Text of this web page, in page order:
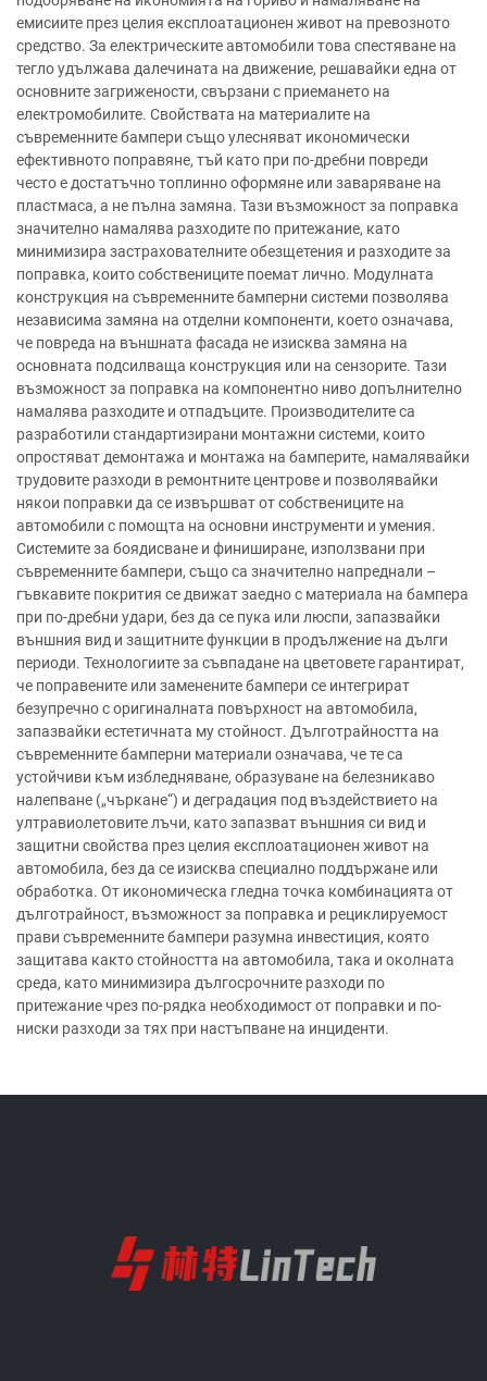
емисиите през целия експлоатационен живот на превозното
средство. За електрическите автомобили това спестяване на
тегло удължава далечината на движение, решавайки една от
основните загрижености, свързани с приемането на
електромобилите. Свойствата на материалите на
съвременните бампери също улесняват икономически
ефективното поправяне, тъй като при по-дребни повреди
често е достатъчно топлинно оформяне или заваряване на
пластмаса, а не пълна замяна. Тази възможност за поправка
значително намалява разходите по притежание, като
минимизира застрахователните обезщетения и разходите за
поправка, които собствениците поемат лично. Модулната
конструкция на съвременните бамперни системи позволява
независима замяна на отделни компоненти, което означава,
че повреда на външната фасада не изисква замяна на
основната подсилваща конструкция или на сензорите. Тази
възможност за поправка на компонентно ниво допълнително
намалява разходите и отпадъците. Производителите са
разработили стандартизирани монтажни системи, които
опростяват демонтажа и монтажа на бамперите, намалявайки
трудовите разходи в ремонтните центрове и позволявайки
някои поправки да се извършват от собствениците на
автомобили с помощта на основни инструменти и умения.
Системите за боядисване и финиширане, използвани при
съвременните бампери, също са значително напреднали –
гъвкавите покрития се движат заедно с материала на бампера
при по-дребни удари, без да се пука или люспи, запазвайки
външния вид и защитните функции в продължение на дълги
периоди. Технологиите за съвпадане на цветовете гарантират,
че поправените или заменените бампери се интегрират
безупречно с оригиналната повърхност на автомобила,
запазвайки естетичната му стойност. Дълготрайността на
съвременните бамперни материали означава, че те са
устойчиви към избледняване, образуване на белезникаво
налепване („чъркане“) и деградация под въздействието на
ултравиолетовите лъчи, като запазват външния си вид и
защитни свойства през целия експлоатационен живот на
автомобила, без да се изисква специално поддържане или
обработка. От икономическа гледна точка комбинацията от
дълготрайност, възможност за поправка и рециклируемост
прави съвременните бампери разумна инвестиция, която
защитава както стойността на автомобила, така и околната
среда, като минимизира дългосрочните разходи по
притежание чрез по-рядка необходимост от поправки и по-
ниски разходи за тях при настъпване на инциденти.